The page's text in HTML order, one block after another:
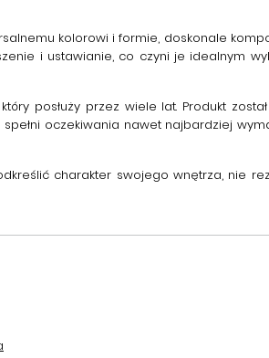
kolorowi i formie, doskonale
i ustawianie, co czyni je idealnym
posłuży przez wiele lat. Produkt
oczekiwania nawet najbardziej
charakter swojego wnętrza, nie